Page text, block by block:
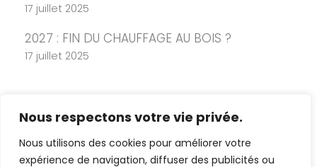
Nous respectons votre vie privée.
Nous utilisons des cookies pour améliorer votre
expérience de navigation, diffuser des publicités ou
17 juillet 2025
2027 : FIN DU CHAUFFAGE AU BOIS ?
17 juillet 2025